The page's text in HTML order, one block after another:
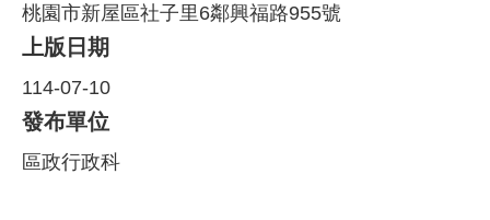
桃園市新屋區社子里6鄰興福路955號
上版日期
114-07-10
發布單位
區政行政科